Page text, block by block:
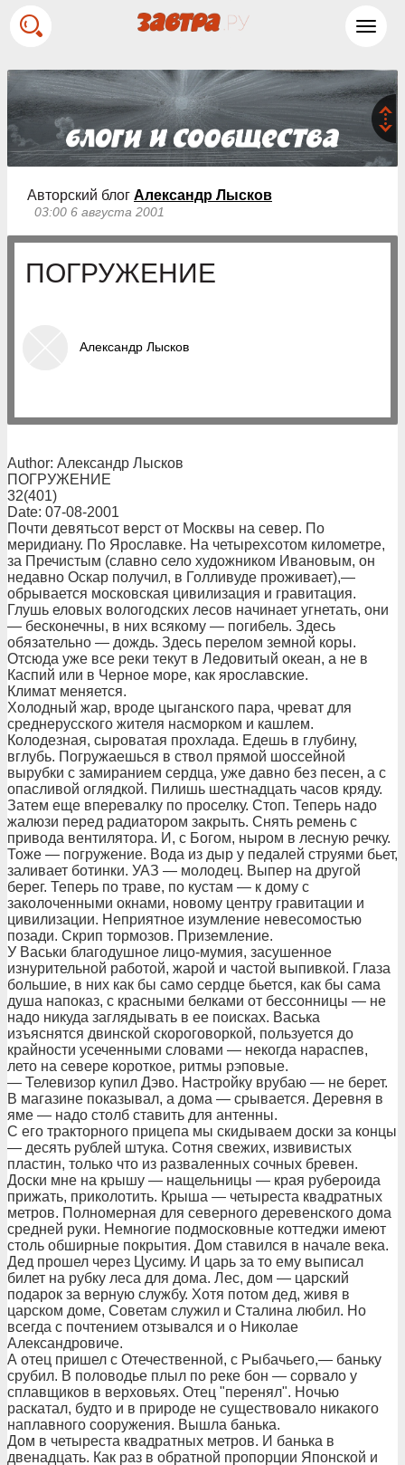
Авторский блог Александр Лысков
03:00 6 августа 2001
ПОГРУЖЕНИЕ
Александр Лысков
Author: Александр Лысков
ПОГРУЖЕНИЕ
32(401)
Date: 07-08-2001
Почти девятьсот верст от Москвы на север. По
меридиану. По Ярославке. На четырехсотом километре,
за Пречистым (славно село художником Ивановым, он
недавно Оскар получил, в Голливуде проживает),—
обрывается московская цивилизация и гравитация.
Глушь еловых вологодских лесов начинает угнетать, они
— бесконечны, в них всякому — погибель. Здесь
обязательно — дождь. Здесь перелом земной коры.
Отсюда уже все реки текут в Ледовитый океан, а не в
Каспий или в Черное море, как ярославские.
Климат меняется.
Холодный жар, вроде цыганского пара, чреват для
среднерусского жителя насморком и кашлем.
Колодезная, сыроватая прохлада. Едешь в глубину,
вглубь. Погружаешься в ствол прямой шоссейной
вырубки с замиранием сердца, уже давно без песен, а с
опасливой оглядкой. Пилишь шестнадцать часов кряду.
Затем еще вперевалку по проселку. Стоп. Теперь надо
жалюзи перед радиатором закрыть. Снять ремень с
привода вентилятора. И, с Богом, ныром в лесную речку.
Тоже — погружение. Вода из дыр у педалей струями бьет,
заливает ботинки. УАЗ — молодец. Выпер на другой
берег. Теперь по траве, по кустам — к дому с
заколоченными окнами, новому центру гравитации и
цивилизации. Неприятное изумление невесомостью
позади. Скрип тормозов. Приземление.
У Васьки благодушное лицо-мумия, засушенное
изнурительной работой, жарой и частой выпивкой. Глаза
большие, в них как бы само сердце бьется, как бы сама
душа напоказ, с красными белками от бессонницы — не
надо никуда заглядывать в ее поисках. Васька
изъяснятся двинской скороговоркой, пользуется до
крайности усеченными словами — некогда нараспев,
лето на севере короткое, ритмы рэповые.
— Телевизор купил Дэво. Настройку врубаю — не берет.
В магазине показывал, а дома — срывается. Деревня в
яме — надо столб ставить для антенны.
С его тракторного прицепа мы скидываем доски за концы
— десять рублей штука. Сотня свежих, извивистых
пластин, только что из разваленных сочных бревен.
Доски мне на крышу — нащельницы — края рубероида
прижать, приколотить. Крыша — четыреста квадратных
метров. Полномерная для северного деревенского дома
средней руки. Немногие подмосковные коттеджи имеют
столь обширные покрытия. Дом ставился в начале века.
Дед прошел через Цусиму. И царь за то ему выписал
билет на рубку леса для дома. Лес, дом — царский
подарок за верную службу. Хотя потом дед, живя в
царском доме, Советам служил и Сталина любил. Но
всегда с почтением отзывался и о Николае
Александровиче.
А отец пришел с Отечественной, с Рыбачьего,— баньку
срубил. В половодье плыл по реке бон — сорвало у
сплавщиков в верховьях. Отец "перенял". Ночью
раскатал, будто и в природе не существовало никакого
наплавного сооружения. Вышла банька.
Дом в четыреста квадратных метров. И банька в
двенадцать. Как раз в обратной пропорции Японской и